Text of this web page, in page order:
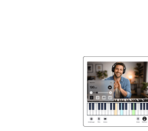
Klavier / Piano / Flügel
Klavier / Piano / Flügel